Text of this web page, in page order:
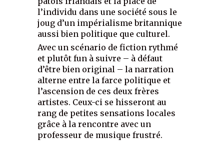
l’individu dans une société sous le
joug d’un impérialisme britannique
aussi bien politique que culturel.
Avec un scénario de fiction rythmé
et plutôt fun à suivre – à défaut
d’être bien original – la narration
alterne entre la farce politique et
l’ascension de ces deux frères
artistes. Ceux-ci se hisseront au
rang de petites sensations locales
grâce à la rencontre avec un
professeur de musique frustré.